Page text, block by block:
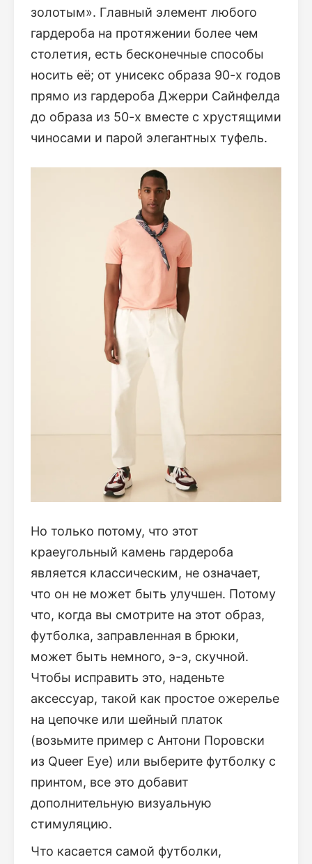
золотым». Главный элемент любого
гардероба на протяжении более чем
столетия, есть бесконечные способы
носить её; от унисекс образа 90-х годов
прямо из гардероба Джерри Сайнфелда
до образа из 50-х вместе с хрустящими
чиносами и парой элегантных туфель.
Но только потому, что этот
краеугольный камень гардероба
является классическим, не означает,
что он не может быть улучшен. Потому
что, когда вы смотрите на этот образ,
футболка, заправленная в брюки,
может быть немного, э-э, скучной.
Чтобы исправить это, наденьте
аксессуар, такой как простое ожерелье
на цепочке или шейный платок
(возьмите пример с Антони Поровски
из Queer Eye) или выберите футболку с
принтом, все это добавит
дополнительную визуальную
стимуляцию.
Что касается самой футболки,